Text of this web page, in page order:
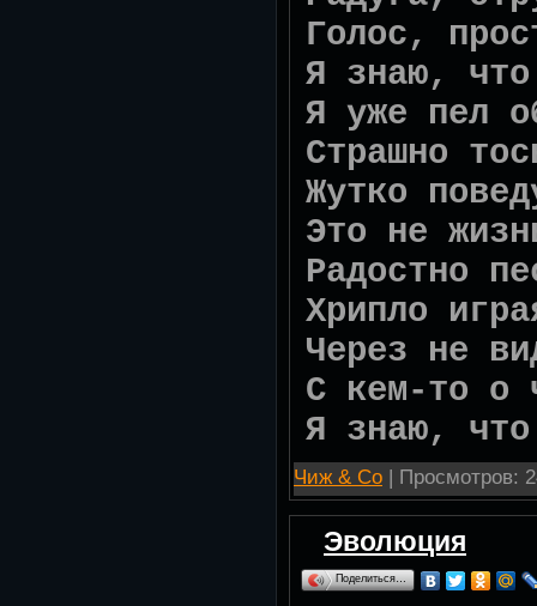
Голос,
Я знаю,
Я уже пел
Страшно
Жутко
Это не
Радостно
Хрипло
Через не
С кем-то о
Я знаю,
Чиж & Со | Просмотров:
Эволюция
Поделиться…